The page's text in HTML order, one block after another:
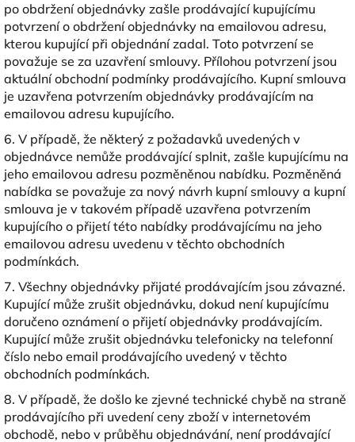
po obdržení objednávky zašle prodávající kupujícímu
potvrzení o obdržení objednávky na emailovou adresu,
kterou kupující při objednání zadal. Toto potvrzení se
považuje se za uzavření smlouvy. Přílohou potvrzení jsou
aktuální obchodní podmínky prodávajícího. Kupní smlouva
je uzavřena potvrzením objednávky prodávajícím na
emailovou adresu kupujícího.
6. V případě, že některý z požadavků uvedených v
objednávce nemůže prodávající splnit, zašle kupujícímu na
jeho emailovou adresu pozměněnou nabídku. Pozměněná
nabídka se považuje za nový návrh kupní smlouvy a kupní
smlouva je v takovém případě uzavřena potvrzením
kupujícího o přijetí této nabídky prodávajícímu na jeho
emailovou adresu uvedenu v těchto obchodních
podmínkách.
7. Všechny objednávky přijaté prodávajícím jsou závazné.
Kupující může zrušit objednávku, dokud není kupujícímu
doručeno oznámení o přijetí objednávky prodávajícím.
Kupující může zrušit objednávku telefonicky na telefonní
číslo nebo email prodávajícího uvedený v těchto
obchodních podmínkách.
8. V případě, že došlo ke zjevné technické chybě na straně
prodávajícího při uvedení ceny zboží v internetovém
obchodě, nebo v průběhu objednávání, není prodávající